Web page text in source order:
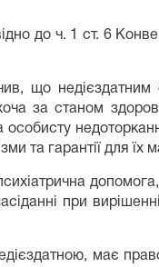
до ч. 1 ст. 6
що
за станом
та гарантії для їх
при
має